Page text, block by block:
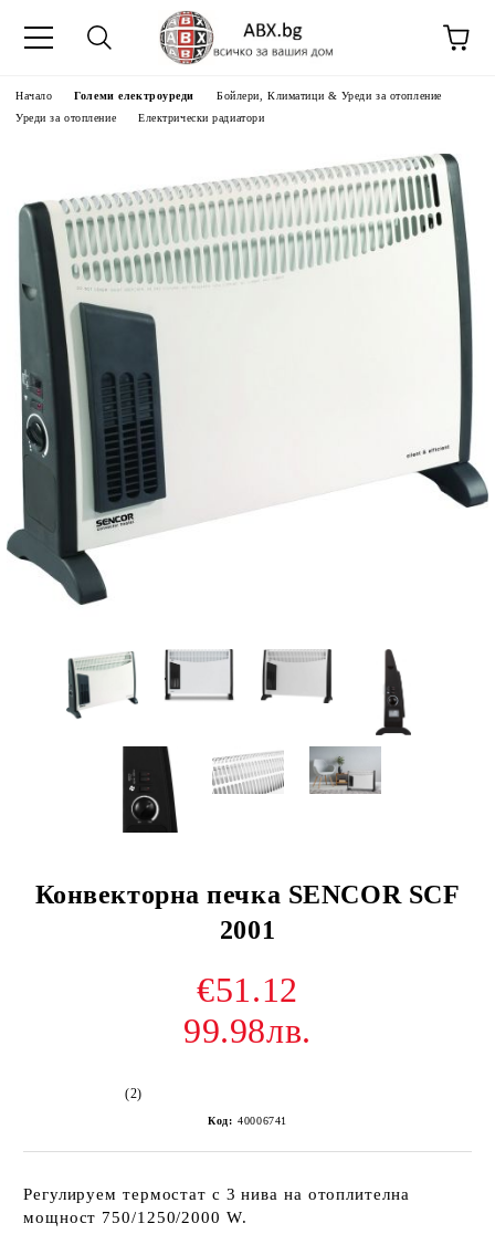
Начало Големи електроуреди
Бойлери, Климатици & Уреди за отопление
Уреди за отопление
Електрически радиатори
Конвекторна печка SENCOR SCF
2001
€51.12
99.98лв.
(2)
Код: 40006741
Регулируем термостат с 3 нива на отоплителна
мощност 750/1250/2000 W.